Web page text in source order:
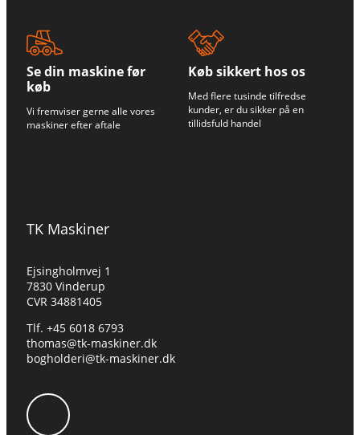
Se din maskine før
køb
Vi fremviser gerne alle vores
maskiner efter aftale
Køb sikkert hos os
Med flere tusinde tilfredse
kunder, er du sikker på en
tillidsfuld handel
TK Maskiner
Ejsingholmvej 1
7830 Vinderup
CVR 34881405
​Tlf. +45 6018 6793
thomas@tk-maskiner.dk
bogholderi@tk-maskiner.dk